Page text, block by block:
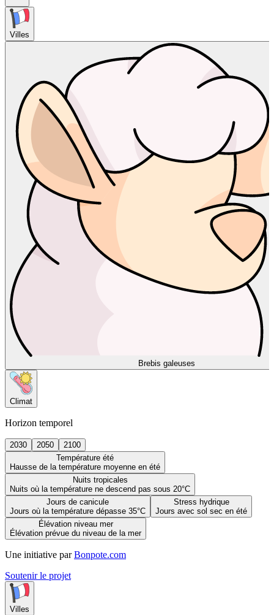
Villes
Brebis galeuses
Climat
Horizon temporel
2030 2050
2100
Température été
Hausse de la température moyenne en été
Nuits tropicales
Nuits où la température ne descend pas sous 20°C
Jours de canicule
Jours où la température dépasse 35°C
Stress hydrique
Jours avec sol sec en été
Élévation niveau mer
Élévation prévue du niveau de la mer
Une initiative par Bonpote.com
Soutenir le projet
Villes